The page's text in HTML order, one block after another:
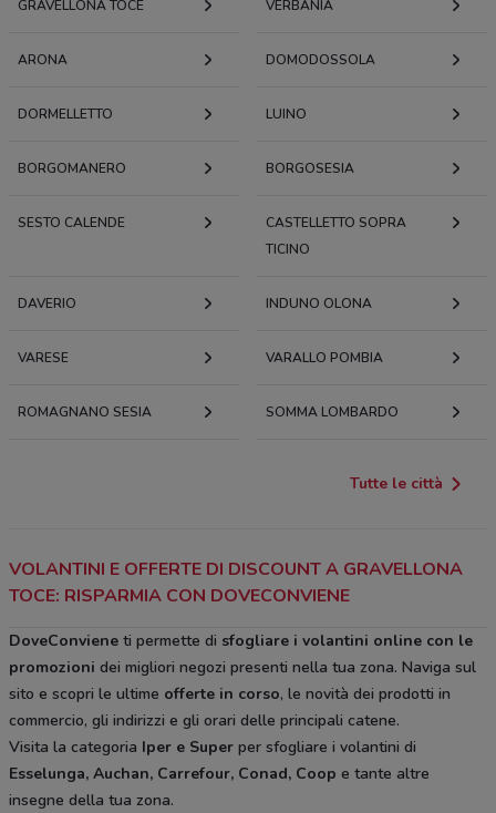
GRAVELLONA TOCE VERBANIA
ARONA DOMODOSSOLA
DORMELLETTO LUINO
BORGOMANERO BORGOSESIA
SESTO CALENDE
CASTELLETTO SOPRA
TICINO
DAVERIO INDUNO OLONA
VARESE VARALLO POMBIA
ROMAGNANO SESIA SOMMA LOMBARDO
Tutte le città
VOLANTINI E OFFERTE DI DISCOUNT A GRAVELLONA
TOCE: RISPARMIA CON DOVECONVIENE
DoveConviene ti permette di sfogliare i volantini online con le
promozioni dei migliori negozi presenti nella tua zona. Naviga sul
sito e scopri le ultime offerte in corso, le novità dei prodotti in
commercio, gli indirizzi e gli orari delle principali catene.
Visita la categoria Iper e Super per sfogliare i volantini di
Esselunga, Auchan, Carrefour, Conad, Coop e tante altre
insegne della tua zona.